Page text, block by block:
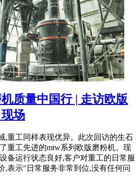
质量中国行 | 走访欧版
场
,重工同样表现优异。此次回访的生石
重工先进的mtw系列欧版磨粉机。现
备运行状态良好,客户对重工的日常服
,表示"日常服务非常到位,没有任何问